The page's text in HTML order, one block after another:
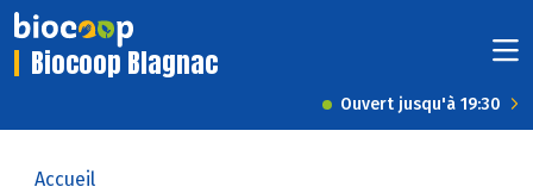
Biocoop Blagnac
Ouvert jusqu'à 19:30
Accueil